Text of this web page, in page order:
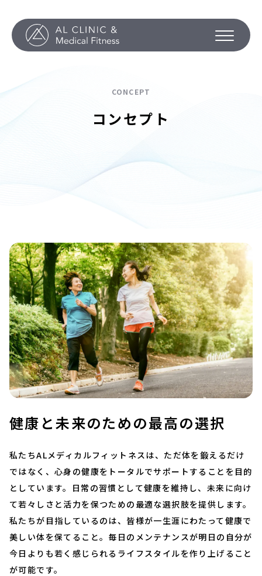
CONCEPT
コンセプト
健康と未来のための最高の選択
私たちALメディカルフィットネスは、ただ体を鍛えるだけ
ではなく、心身の健康をトータルでサポートすることを目的
としています。日常の習慣として健康を維持し、未来に向け
て若々しさと活力を保つための最適な選択肢を提供します。
私たちが目指しているのは、皆様が一生涯にわたって健康で
美しい体を保てること。毎日のメンテナンスが明日の自分が
今日よりも若く感じられるライフスタイルを作り上げること
が可能です。